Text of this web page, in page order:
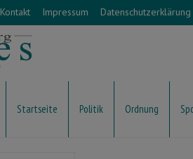
Kontakt Impressum Datenschutzerklärung
Startseite Politik Ordnung